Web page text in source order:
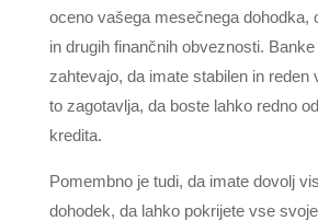
oceno vašega mesečnega dohodka,
in drugih finančnih obveznosti.
zahtevajo, da imate stabilen in reden
to zagotavlja, da boste lahko redno
kredita.
Pomembno je tudi, da imate dovolj
dohodek, da lahko pokrijete vse